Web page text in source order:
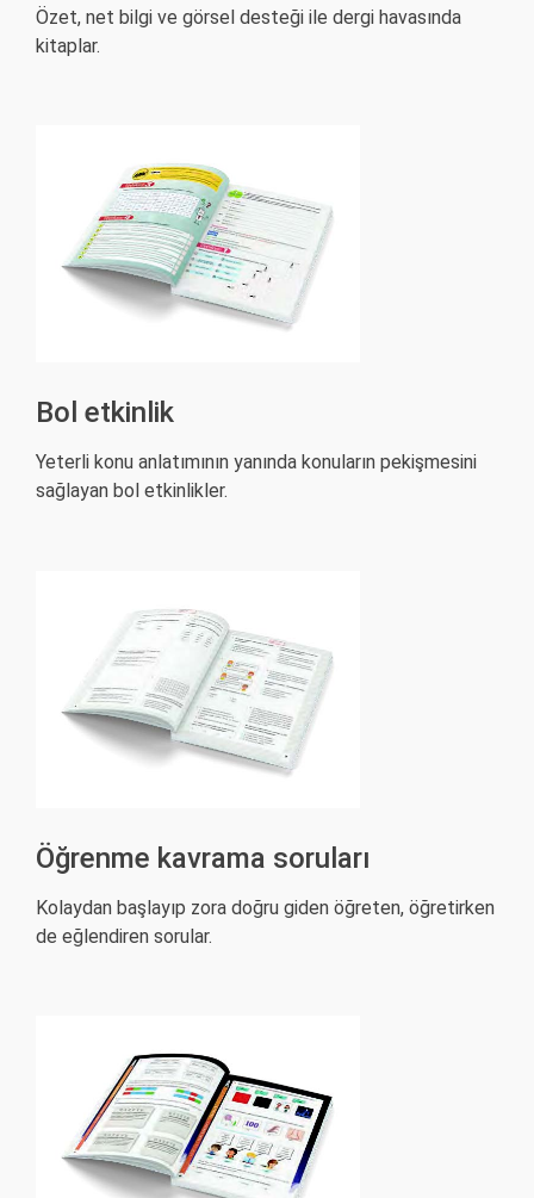
Özet, net bilgi ve görsel desteği ile dergi havasında
kitaplar.
Bol etkinlik
Yeterli konu anlatımının yanında konuların pekişmesini
sağlayan bol etkinlikler.
Öğrenme kavrama soruları
Kolaydan başlayıp zora doğru giden öğreten, öğretirken
de eğlendiren sorular.